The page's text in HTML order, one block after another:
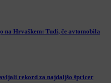
na Hrvaškem: Tudi, če avtomobila
rekord za najdaljšo špricer